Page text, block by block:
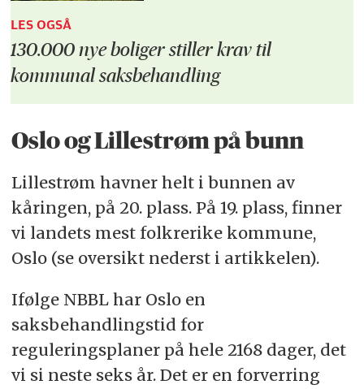
LES OGSÅ
130.000 nye boliger stiller krav til
kommunal saksbehandling
Oslo og Lillestrøm på bunn
Lillestrøm havner helt i bunnen av
kåringen, på 20. plass. På 19. plass, finner
vi landets mest folkrerike kommune,
Oslo (se oversikt nederst i artikkelen).
Ifølge NBBL har Oslo en
saksbehandlingstid for
reguleringsplaner på hele 2168 dager, det
vi si neste seks år. Det er en forverring